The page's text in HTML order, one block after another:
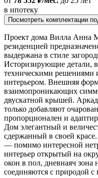
в ипотеку
Посмотреть комплектации
Проект дома Вилла Анна
резиденцией
выдержана в стиле
Историзирующие детали,
техническими решениями
интерьером. Внешняя
взаимопроникающих
двускатной крышей.
только добавляют
пропорционален и
Дом элегантный и
сдержанный в своей
— помимо интересной
интерьер открытый на
окон в пол, дневнаяч зона
соединяются с природой